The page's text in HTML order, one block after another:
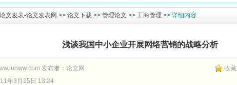
双核心期刊
国家级医学期刊目录
织工程期刊新进入SCI
SCI和SCI-E的区别？
学生教育故事：我想成为坐...
海南教师评职称不再要求发论文？
稿的话要注明哪些信息？
期刊的发表流程是什么？
论文发表-论文发表网 >> 论文下载 >> 管理论文 >> 工商管理 >> 详细内容
浅谈我国中小企业开展网络营销的战略分析
收藏
发布者： 论文网
年3月25日 13:24